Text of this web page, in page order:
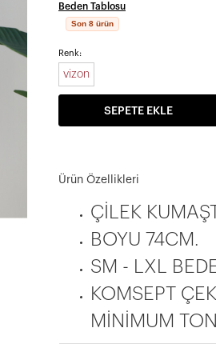
Beden Tablosu
Son 8 ürün
Renk:
vizon
SEPETE EKLE
Ürün Özellikleri
ÇİLEK
BOYU 74CM.
SM - LXL
KOMSEPT
MİNİMUM